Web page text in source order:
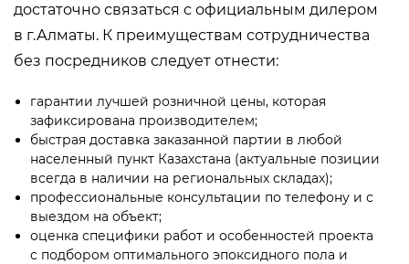
достаточно связаться с официальным дилером
в г.Алматы. К преимуществам сотрудничества
без посредников следует отнести:
гарантии лучшей розничной цены, которая
зафиксирована производителем;
быстрая доставка заказанной партии в любой
населенный пункт Казахстана (актуальные позиции
всегда в наличии на региональных складах);
профессиональные консультации по телефону и с
выездом на объект;
оценка специфики работ и особенностей проекта
с подбором оптимального эпоксидного пола и